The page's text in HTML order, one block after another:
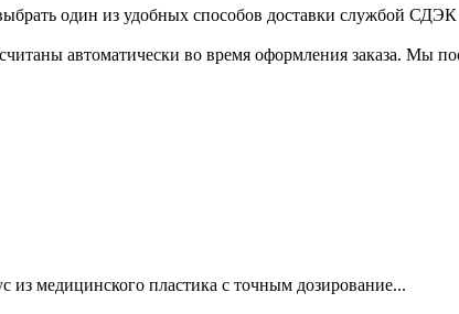
один из удобных способов доставки службой
автоматически во время оформления заказа. Мы
медицинского пластика с точным дозирование...